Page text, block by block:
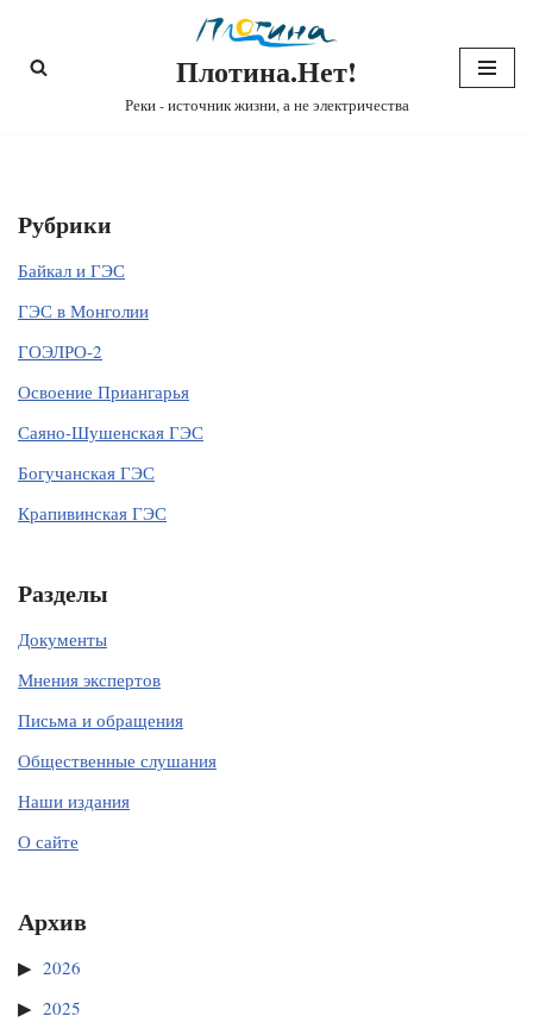
Перейти
Плотина.Нет!
Реки - источник жизни, а не электричества
Рубрики
Байкал и ГЭС
ГЭС в Монголии
ГОЭЛРО-2
Освоение Приангарья
Саяно-Шушенская ГЭС
Богучанская ГЭС
Крапивинская ГЭС
Разделы
Документы
Мнения экспертов
Письма и обращения
Общественные слушания
Наши издания
О сайте
Архив
2026
2025